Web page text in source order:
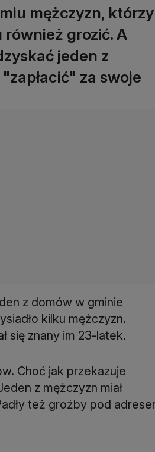
mężczyzn, którzy
grozić. A
jeden z
za swoje
z domów w gminie
kilku mężczyzn.
się znany im 23-latek.
Choć jak przekazuje
z mężczyzn miał
też groźby pod